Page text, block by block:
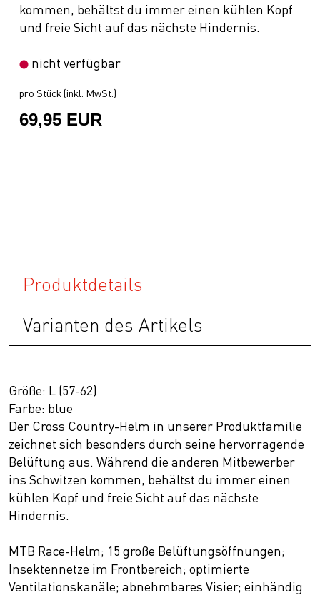
kommen, behältst du immer einen kühlen Kopf
und freie Sicht auf das nächste Hindernis.
nicht verfügbar
pro Stück (inkl. MwSt.)
69,95 EUR
Produktdetails
Varianten des Artikels
Größe: L (57-62)
Farbe: blue
Der Cross Country-Helm in unserer Produktfamilie
zeichnet sich besonders durch seine hervorragende
Belüftung aus. Während die anderen Mitbewerber
ins Schwitzen kommen, behältst du immer einen
kühlen Kopf und freie Sicht auf das nächste
Hindernis.
MTB Race-Helm; 15 große Belüftungsöffnungen;
Insektennetze im Frontbereich; optimierte
Ventilationskanäle; abnehmbares Visier; einhändig